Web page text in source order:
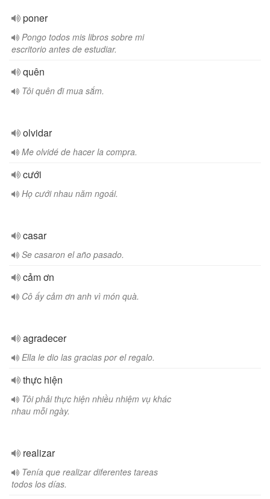
poner
Pongo todos mis libros sobre mi
escritorio antes de estudiar.
quên
Tôi quên đi mua sắm.
olvidar
Me olvidé de hacer la compra.
cưới
Họ cưới nhau năm ngoái.
casar
Se casaron el año pasado.
cảm ơn
Cô ấy cảm ơn anh vì món quà.
agradecer
Ella le dio las gracias por el regalo.
thực hiện
Tôi phải thực hiện nhiều nhiệm vụ khác
nhau mỗi ngày.
realizar
Tenía que realizar diferentes tareas
todos los días.